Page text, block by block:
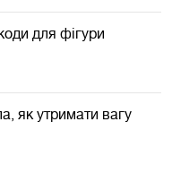
для фігури
як утримати вагу